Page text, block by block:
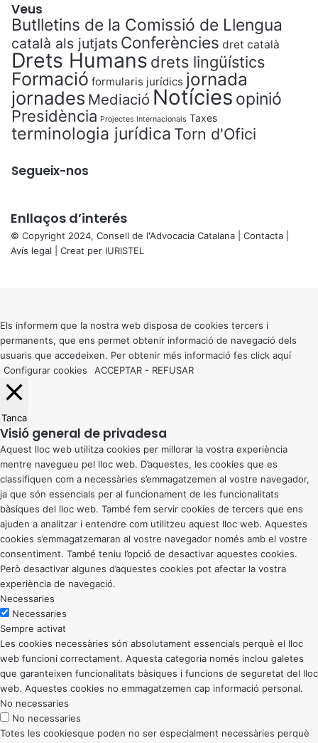
Veus
Butlletins de la Comissió de Llengua
català als jutjats Conferències dret català
Drets Humans drets lingüístics
Formació formularis jurídics jornada
jornades Mediació Notícies opinió
Presidència Projectes Internacionals Taxes
terminologia jurídica Torn d'Ofici
Segueix-nos
Enllaços d’interés
© Copyright 2024, Consell de l'Advocacia Catalana | Contacta
Avís legal | Creat per IURISTEL
button
Els informem que la nostra web disposa de cookies tercers i
permanents, que ens permet obtenir informació de navegació dels
usuaris que accedeixen. Per obtenir més informació fes click aquí
Configurar cookies
ACCEPTAR - REFUSAR
Tanca
Visió general de privadesa
Aquest lloc web utilitza cookies per millorar la vostra experiència
mentre navegueu pel lloc web. D’aquestes, les cookies que es
classifiquen com a necessàries s’emmagatzemen al vostre navegador,
ja que són essencials per al funcionament de les funcionalitats
bàsiques del lloc web. També fem servir cookies de tercers que ens
ajuden a analitzar i entendre com utilitzeu aquest lloc web. Aquestes
cookies s’emmagatzemaran al vostre navegador només amb el vostre
consentiment. També teniu l’opció de desactivar aquestes cookies.
Però desactivar algunes d’aquestes cookies pot afectar la vostra
experiència de navegació.
Necessaries
Necessaries
Sempre activat
Les cookies necessàries són absolutament essencials perquè el lloc
web funcioni correctament. Aquesta categoria només inclou galetes
que garanteixen funcionalitats bàsiques i funcions de seguretat del lloc
web. Aquestes cookies no emmagatzemen cap informació personal.
No necessaries
No necessaries
Totes les cookiesque poden no ser especialment necessàries perquè